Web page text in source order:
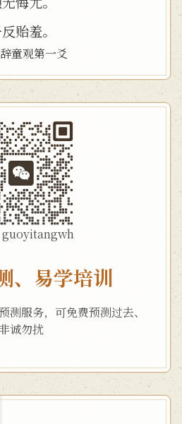
贻羞。
童观第一爻
guoyitangwh
、易学培训
测服务，可免费预测过去、
诚勿扰